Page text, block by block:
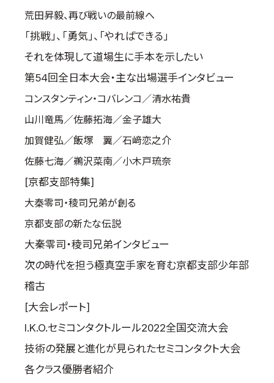
荒田昇毅、再び戦いの最前線へ
「挑戦」、「勇気」、「やればできる」
それを体現して道場生に手本を示したい
第54回全日本大会・主な出場選手インタビュー
コンスタンティン・コバレンコ／清水祐貴
山川竜馬／佐藤拓海／金子雄大
加賀健弘／飯塚 翼／石﨑恋之介
佐藤七海／鵜沢菜南／小木戸琉奈
[京都支部特集]
大秦零司・稜司兄弟が創る
京都支部の新たな伝説
大秦零司・稜司兄弟インタビュー
次の時代を担う極真空手家を育む京都支部少年部
稽古
[大会レポート]
I.K.O.セミコンタクトルール2022全国交流大会
技術の発展と進化が見られたセミコンタクト大会
各クラス優勝者紹介